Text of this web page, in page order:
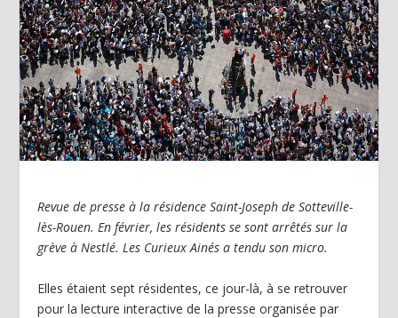
Revue de presse à la résidence Saint-Joseph de Sotteville-
lès-Rouen. En février, les résidents se sont arrêtés sur la
grève à Nestlé. Les Curieux Ainés a tendu son micro.
Elles étaient sept résidentes, ce jour-là, à se retrouver
pour la lecture interactive de la presse organisée par